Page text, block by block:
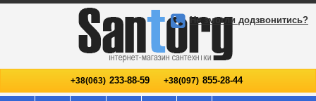
+38(063) 233-88-59 +38(097) 855-28-44
Не змогли додзвонитись?